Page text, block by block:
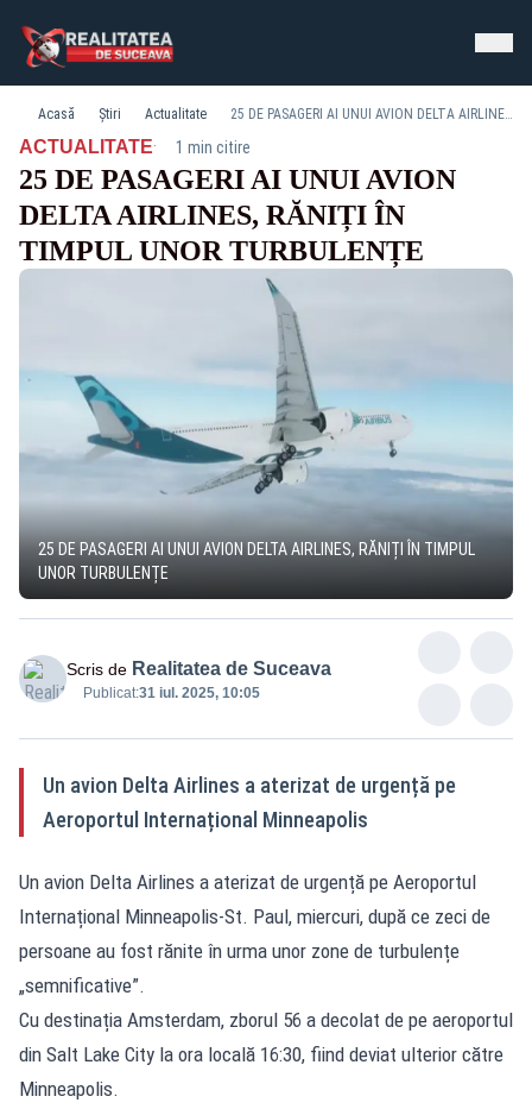
Acasă Știri Actualitate 25 DE PASAGERI AI UNUI AVION DELTA AIRLINES, RĂNIȚI ÎN TIMPUL UNOR TURBULENȚE
ACTUALITATE· 1 min citire
25 DE PASAGERI AI UNUI AVION
DELTA AIRLINES, RĂNIȚI ÎN
TIMPUL UNOR TURBULENȚE
25 DE PASAGERI AI UNUI AVION DELTA AIRLINES, RĂNIȚI ÎN TIMPUL
UNOR TURBULENȚE
Scris de Realitatea de Suceava
Publicat:31 iul. 2025, 10:05
Un avion Delta Airlines a aterizat de urgență pe
Aeroportul Internațional Minneapolis
Un avion Delta Airlines a aterizat de urgență pe Aeroportul
Internațional Minneapolis-St. Paul, miercuri, după ce zeci de
persoane au fost rănite în urma unor zone de turbulențe
„semnificative”.
Cu destinația Amsterdam, zborul 56 a decolat de pe aeroportul
din Salt Lake City la ora locală 16:30, fiind deviat ulterior către
Minneapolis.